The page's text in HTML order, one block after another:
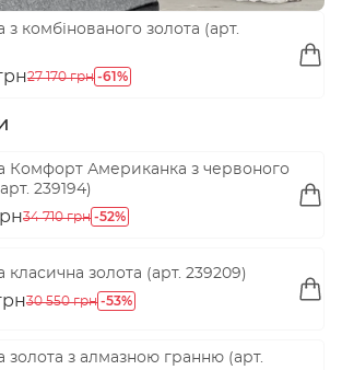
з комбінованого золота (арт.
27 170 грн -61%
Комфорт Американка з червоного
239194)
34 710 грн -52%
класична золота (арт. 239209)
30 550 грн -53%
золота з алмазною гранню (арт.